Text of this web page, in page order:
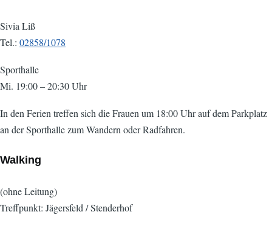
Sivia Liß
Tel.: 02858/1078
Sporthalle
Mi. 19:00 – 20:30 Uhr
In den Ferien treffen sich die Frauen um 18:00 Uhr auf dem Parkplatz
an der Sporthalle zum Wandern oder Radfahren.
Walking
(ohne Leitung)
Treffpunkt: Jägersfeld / Stenderhof